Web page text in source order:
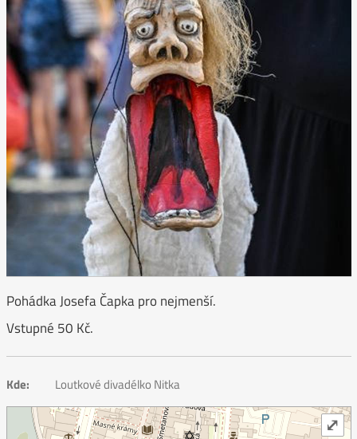
Pohádka Josefa Čapka pro nejmenší.
Vstupné 50 Kč.
Kde: Loutkové divadélko Nitka
⤢